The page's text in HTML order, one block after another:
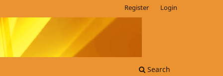
Search
Register Login